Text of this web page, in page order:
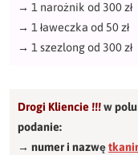
→ 1 narożnik od 300 zł
→ 1 ławeczka od 50 zł
→ 1 szezlong od 300 zł
Drogi Kliencie !!!w polu
podanie:
→ numer i nazwę